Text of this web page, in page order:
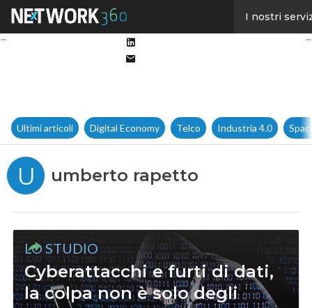
I nostri
Ultimi articoli Digital Economy Telco Industria 4.0
U umberto rapetto
LO STUDIO
Cyberattacchi e furti di dati,
la colpa non è solo degli